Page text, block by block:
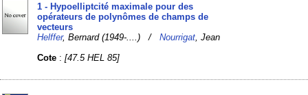
1 - Hypoelliptcité maximale pour des
opérateurs de polynômes de champs de
vecteurs
Helffer, Bernard (1949-....) /Nourrigat , Jean
Cote :[47.5 HEL 85]